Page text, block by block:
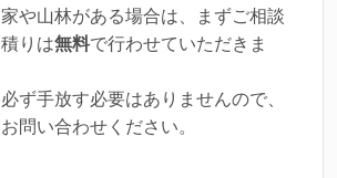
や山林がある場合は、まずご相談
りは無料で行わせていただきま
ず手放す必要はありませんので、
問い合わせください。